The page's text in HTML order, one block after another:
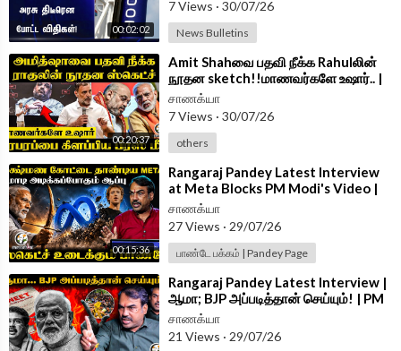
00:02:02
7 Views · 30/07/26
News Bulletins
00:20:37
⁣Amit Shahவை பதவி நீக்க Rahulலின்
நூதன sketch!!மாணவர்களே உஷார்.. |
Congress | BJP
சாணக்யா
7 Views · 30/07/26
others
00:15:36
⁣Rangaraj Pandey Latest Interview
at Meta Blocks PM Modi's Video |
Central Govt | NEET | CJP | USA
சாணக்யா
27 Views · 29/07/26
பாண்டே பக்கம் | Pandey Page
⁣Rangaraj Pandey Latest Interview |
ஆமா; BJP அப்படித்தான் செய்யும்! | PM
Modi | NEET | Dharmendra
சாணக்யா
21 Views · 29/07/26